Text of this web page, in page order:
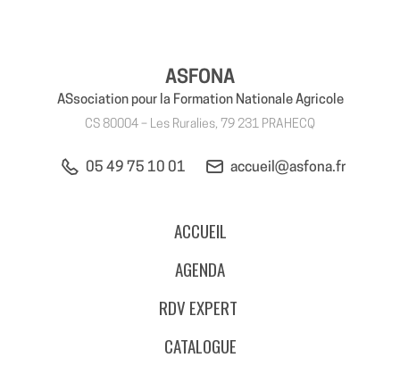
ASFONA
ASsociation pour la Formation Nationale Agricole
CS 80004 – Les Ruralies, 79 231 PRAHECQ
05 49 75 10 01 accueil@asfona.fr
ACCUEIL
AGENDA
RDV EXPERT
CATALOGUE